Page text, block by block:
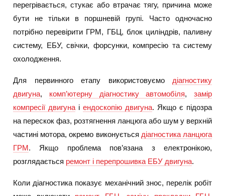
перегрівається, стукає або втрачає тягу, причина може
бути не тільки в поршневій групі. Часто одночасно
потрібно перевірити ГРМ, ГБЦ, блок циліндрів, паливну
систему, ЕБУ, свічки, форсунки, компресію та систему
охолодження.
Для первинного етапу використовуємо діагностику
двигуна, комп’ютерну діагностику автомобіля, замір
компресії двигуна і ендоскопію двигуна. Якщо є підозра
на перескок фаз, розтягнення ланцюга або шум у верхній
частині мотора, окремо виконується діагностика ланцюга
ГРМ. Якщо проблема пов’язана з електронікою,
розглядається ремонт і перепрошивка ЕБУ двигуна.
Коли діагностика показує механічний знос, перелік робіт